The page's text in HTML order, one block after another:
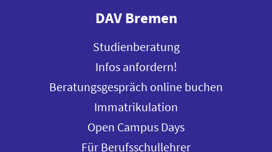
DAV Bremen
Studienberatung
Infos anfordern!
Beratungsgespräch online buchen
Immatrikulation
Open Campus Days
Für Berufsschullehrer